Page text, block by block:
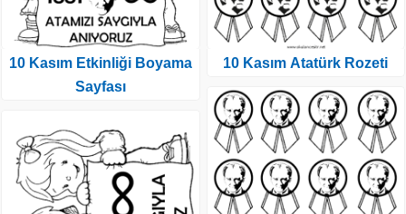
10 Kasım Etkinliği Boyama
Sayfası
10 Kasım Atatürk Rozeti